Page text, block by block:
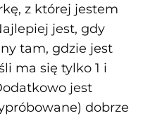
z której jestem
jest, gdy
tam, gdzie jest
ma się tylko 1 i
jest
dobrze